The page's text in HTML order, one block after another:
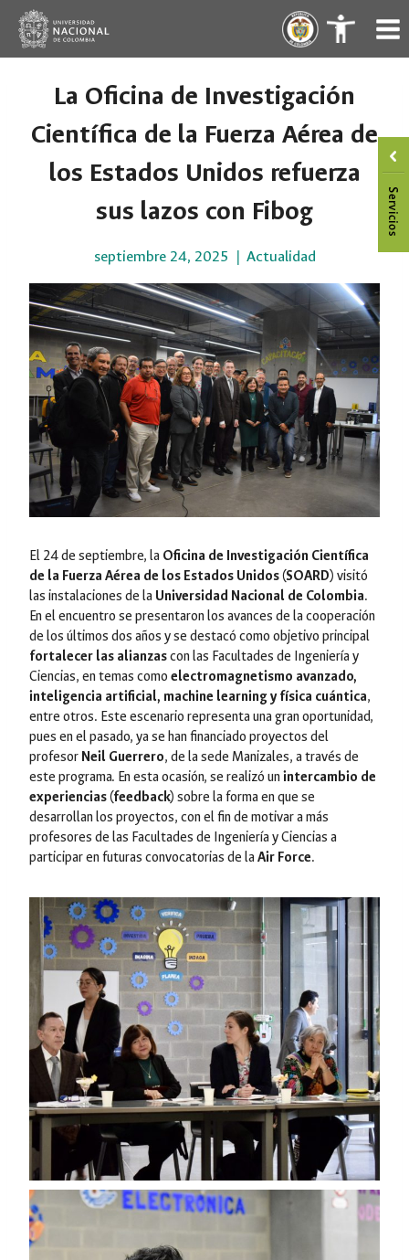
Saltar
contenido
. .
La Oficina de Investigación
Científica de la Fuerza Aérea de
los Estados Unidos refuerza
sus lazos con Fibog
septiembre 24, 2025 Actualidad
El 24 de septiembre, la Oficina de Investigación Científica
de la Fuerza Aérea de los Estados Unidos (SOARD) visitó
las instalaciones de la Universidad Nacional de Colombia.
En el encuentro se presentaron los avances de la cooperación
de los últimos dos años y se destacó como objetivo principal
fortalecer las alianzascon las Facultades de Ingeniería y
Ciencias, en temas como electromagnetismo avanzado,
inteligencia artificial, machine learning y física cuántica,
entre otros. Este escenario representa una gran oportunidad,
pues en el pasado, ya se han financiado proyectos del
profesor Neil Guerrero, de la sede Manizales, a través de
este programa. En esta ocasión, se realizó un intercambio de
experiencias (feedback) sobre la forma en que se
desarrollan los proyectos, con el fin de motivar a más
profesores de las Facultades de Ingeniería y Ciencias a
participar en futuras convocatorias de la Air Force.